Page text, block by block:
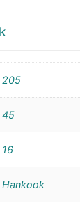
205
45
16
Hankook